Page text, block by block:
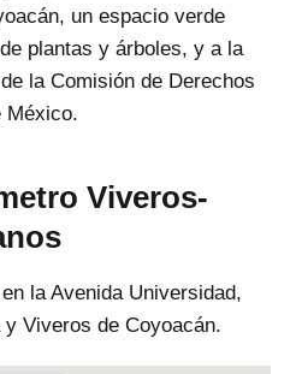
un espacio verde
plantas y árboles, y a la
la Comisión de Derechos
México.
Viveros-
la Avenida Universidad,
Viveros de Coyoacán.